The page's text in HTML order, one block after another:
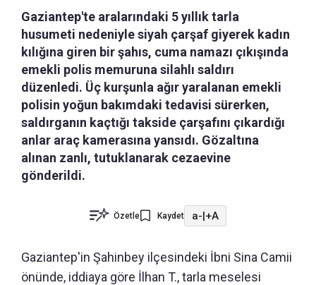
Gaziantep'te aralarındaki 5 yıllık tarla
husumeti nedeniyle siyah çarşaf giyerek kadın
kılığına giren bir şahıs, cuma namazı çıkışında
emekli polis memuruna silahlı saldırı
düzenledi. Üç kurşunla ağır yaralanan emekli
polisin yoğun bakımdaki tedavisi sürerken,
saldırganın kaçtığı takside çarşafını çıkardığı
anlar araç kamerasına yansıdı. Gözaltına
alınan zanlı, tutuklanarak cezaevine
gönderildi.
Özetle Kaydet a-|+A
Gaziantep'in Şahinbey ilçesindeki İbni Sina Camii
önünde, iddiaya göre İlhan T., tarla meselesi